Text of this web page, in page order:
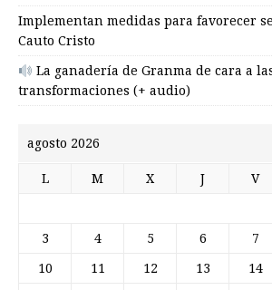
Implementan medidas para favorecer
Cauto Cristo
La ganadería de Granma de cara a
transformaciones (+ audio)
agosto 2026
L M X J V
3 4 5 6 7
10 11 12 13 14